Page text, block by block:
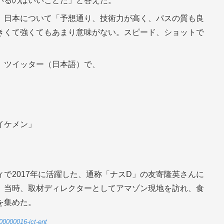
本について「予想通り、技術力が高く、パスの質も良
て強くてもあまり意味がない。スピード、ショットで
イッター（日本語）で、
メン」
2017年に活躍した、通称「ナスD」の友寄隆英さんに
時、取材ディレクターとしてアマゾン現地を訪れ、食
めた。
jct-ent